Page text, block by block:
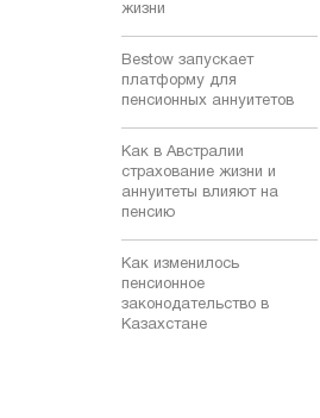
жизни
Bestow запускает
платформу для
пенсионных аннуитетов
Как в Австралии
страхование жизни и
аннуитеты влияют на
пенсию
Как изменилось
пенсионное
законодательство в
Казахстане